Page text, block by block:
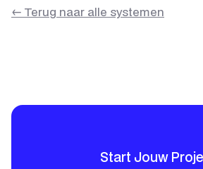
← Terug naar alle systemen
Start Jouw